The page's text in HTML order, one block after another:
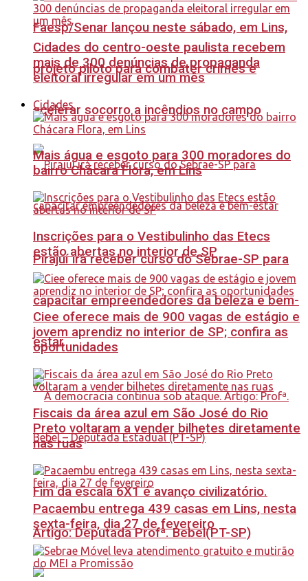
Faesp/Senar lançou neste sábado, em Lins,
projeto piloto para combater crimes e
acelerar socorro a incêndios no campo
Pirajuí irá receber curso do Sebrae-SP para
capacitar empreendedores da beleza e bem-
estar
Fim da escala 6X1 é avanço civilizatório.
Artigo: Deputada Profª. Bebel(PT-SP)
Cidades do centro-oeste paulista recebem
mais de 300 denúncias de propaganda
eleitoral irregular em um mês
Cidades
Mais água e esgoto para 300 moradores do
bairro Chácara Flora, em Lins
Inscrições para o Vestibulinho das Etecs
estão abertas no interior de SP
Ciee oferece mais de 900 vagas de estágio e
jovem aprendiz no interior de SP; confira as
oportunidades
Fiscais da área azul em São José do Rio
Preto voltaram a vender bilhetes diretamente
nas ruas
Pacaembu entrega 439 casas em Lins, nesta
sexta-feira, dia 27 de fevereiro